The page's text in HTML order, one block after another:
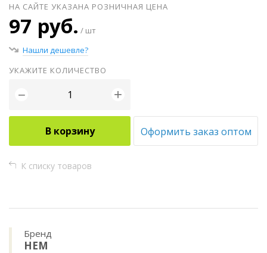
НА САЙТЕ УКАЗАНА РОЗНИЧНАЯ ЦЕНА
97 руб. / шт
Нашли дешевле?
УКАЖИТЕ КОЛИЧЕСТВО
− +
В корзину Оформить заказ оптом
К списку товаров
Бренд
HEM